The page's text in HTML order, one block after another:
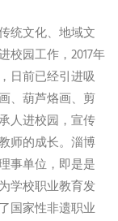
统文化、地域文
校园工作，2017年
日前已经引进吸
、葫芦烙画、剪
人进校园，宣传
师的成长。淄博
事单位，即是是
学校职业教育发
国家性非遗职业